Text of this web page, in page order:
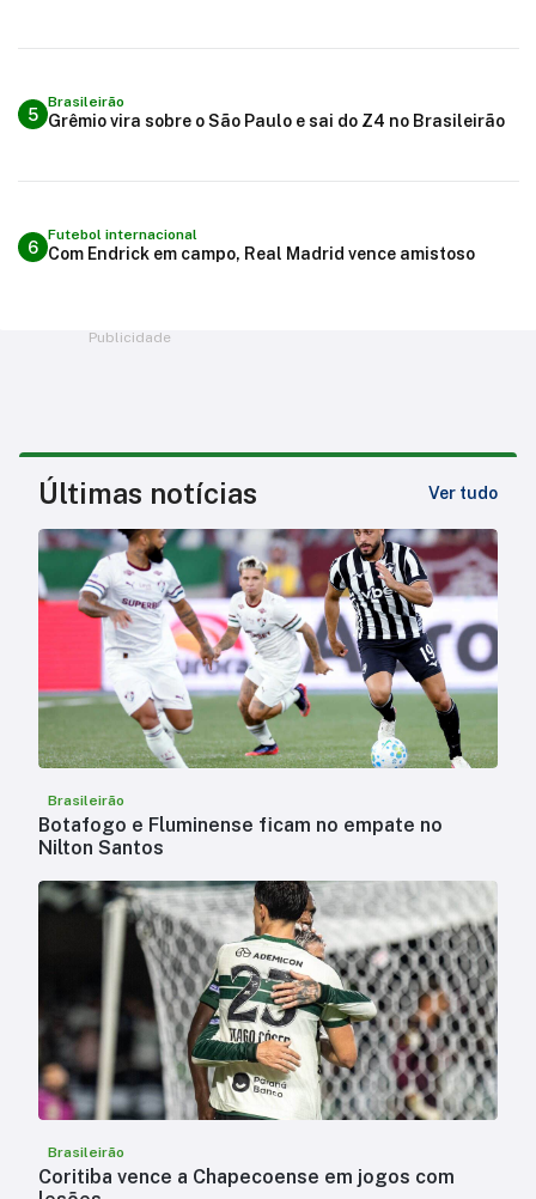
5
Brasileirão
Grêmio vira sobre o São Paulo e sai do Z4 no Brasileirão
6
Futebol internacional
Com Endrick em campo, Real Madrid vence amistoso
Publicidade
Últimas notícias Ver tudo
Brasileirão
Botafogo e Fluminense ficam no empate no
Nilton Santos
Brasileirão
Coritiba vence a Chapecoense em jogos com